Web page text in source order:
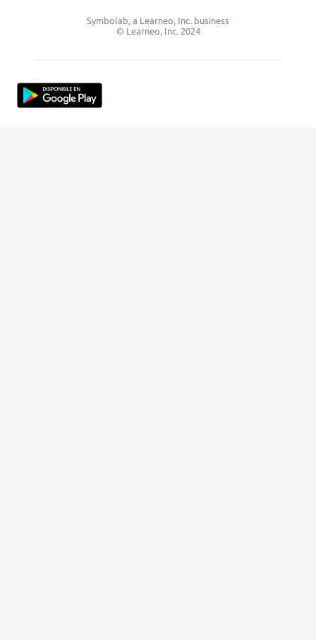
Symbolab, a Learneo, Inc. business
© Learneo, Inc. 2024